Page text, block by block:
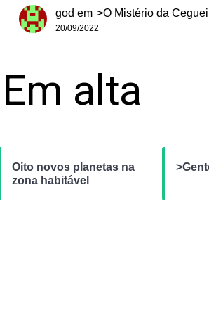
god em >O Mistério da
20/09/2022
Em alta
Oito novos planetas na
zona habitável